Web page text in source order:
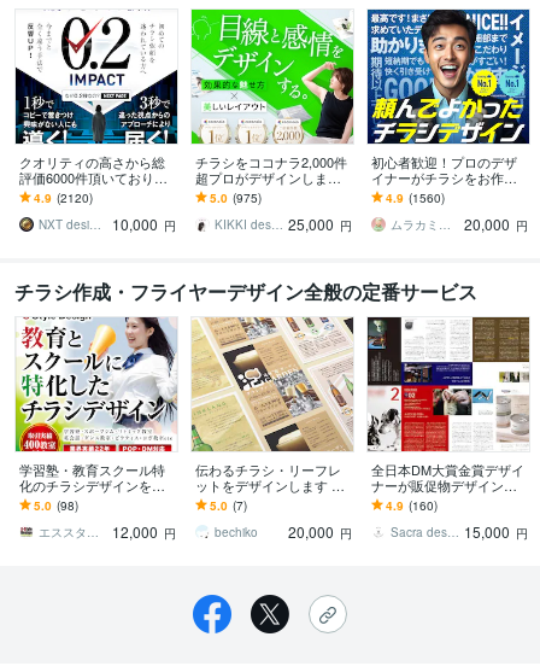
クオリティの高さから総
評価6000件頂いておりま
す 修正無制限！25年デザ
イナーが作る訴求方法で
チラシ反響UP!
4.9 (2120)
NXT design 研究所
10,000 円
チラシをココナラ2,000件
超プロがデザインします
美しいレイアウト、目を
惹くビジュアルのフライ
ヤー・チラシ
5.0 (975)
KIKKI design 25,000 円
初心者歓迎！プロのデザ
イナーがチラシをお作り
します ココナラ初心者も
歓迎！企業から個人まで
高品質を安価でお届け！
4.9 (1560)
ムラカミラボ
20,000 円
チラシ作成・フライヤーデザイン全般の定番サービス
学習塾・教育スクール特
化のチラシデザインを承
ります デザイン業界で22
年の実績でしっかり対応
いたします
5.0 (98)
エススタイル デザイン
12,000 円
伝わるチラシ・リーフレ
ットをデザインします 商
品やイベントなどの魅力
を伝えられるチラシをデ
ザインします
5.0 (7)
bechiko
20,000 円
全日本DM大賞金賞デザイ
ナーが販促物デザインし
ます ★「第34回全日本D
M大賞」金賞★ DM、チラ
シデザイン
4.9 (160)
Sacra design office 15,000 円